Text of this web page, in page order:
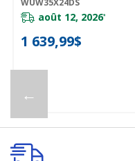
←
Personnalisée - 24
Po WUW35X24DS
WUW35X24DS
août 12, 2026*
1 639,99$